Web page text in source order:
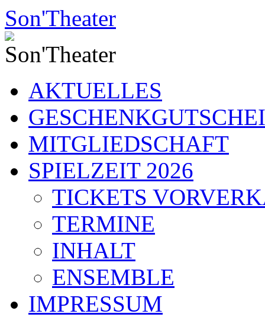
Zum
Inhalt
springen
Son'Theater
AKTUELLES
MITGLIEDSCHAFT
SPIELZEIT 2026
TICKETS
TERMINE
INHALT
ENSEMBLE
IMPRESSUM